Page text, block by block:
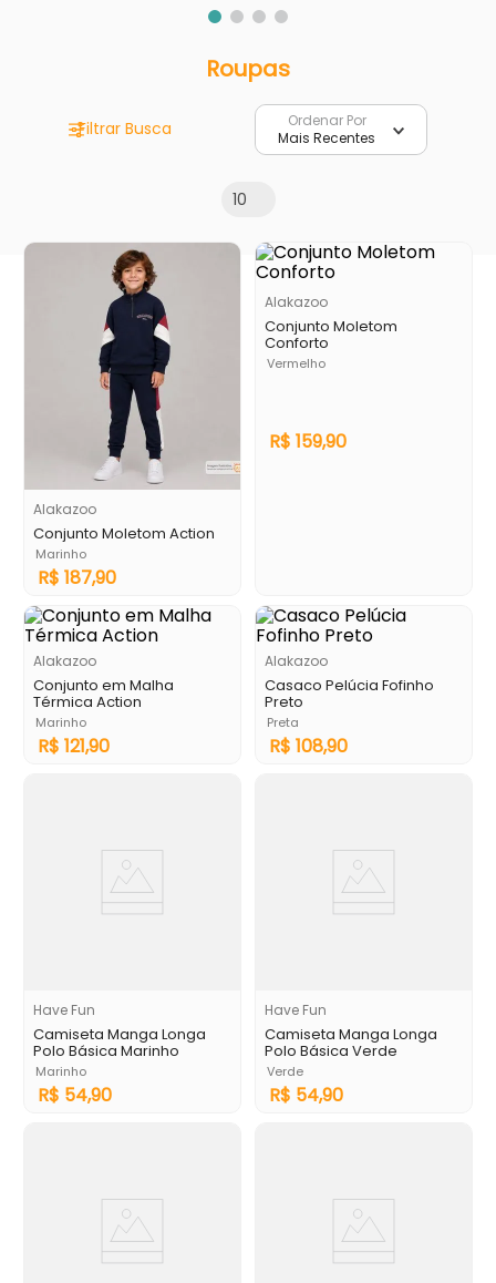
Roupas
Ordenar Por
Mais Recentes
10
Alakazoo
Conjunto Moletom Action
Marinho
R$ 187,90
Alakazoo
Conjunto Moletom
Conforto
Vermelho
R$ 159,90
Alakazoo
Conjunto em Malha
Térmica Action
Marinho
R$ 121,90
Alakazoo
Casaco Pelúcia Fofinho
Preto
Preta
R$ 108,90
Have Fun
Camiseta Manga Longa
Polo Básica Marinho
Marinho
R$ 54,90
Have Fun
Camiseta Manga Longa
Polo Básica Verde
Verde
R$ 54,90